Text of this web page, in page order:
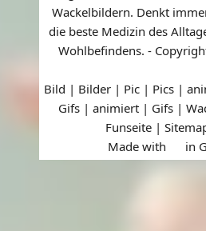
Wackelbildern. Denkt
die beste Medizin des
Wohlbefindens. -
Bild | Bilder | Pic | Pics |
Gifs | animiert | Gifs |
Funseite |
Made with
in